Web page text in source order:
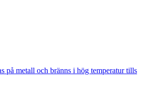
på metall och bränns i hög temperatur tills